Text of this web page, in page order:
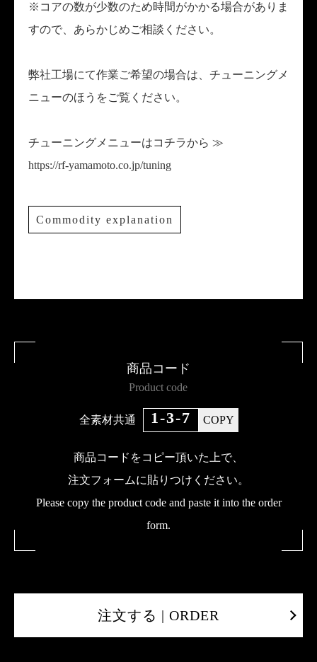
※コアの数が少数のため時間がかかる場合がありま
すので、あらかじめご相談ください。
弊社工場にて作業ご希望の場合は、チューニングメ
ニューのほうをご覧ください。
チューニングメニューはコチラから ≫
https://rf-yamamoto.co.jp/tuning
Commodity explanation
商品コード
Product code
全素材共通 1-3-7 COPY
商品コードをコピー頂いた上で、
注文フォームに貼りつけください。
Please copy the product code and paste it into the order
form.
注文する | ORDER